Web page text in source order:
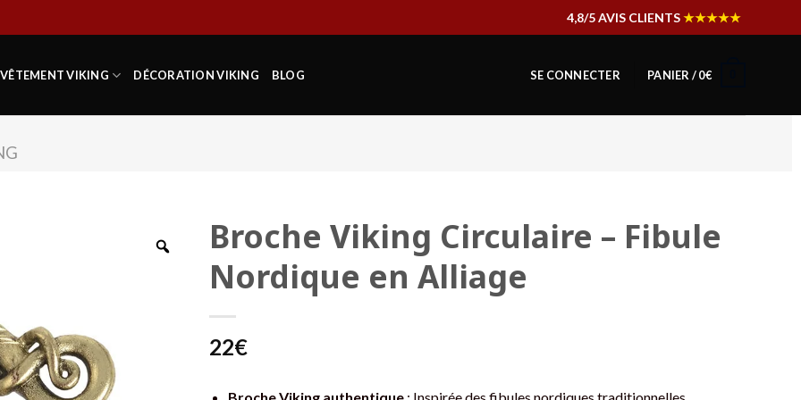
4,8/5 AVIS CLIENTS★★★★★
VÊTEMENT VIKING DÉCORATION VIKING BLOG SE CONNECTER PANIER /0€
Broche Viking Circulaire – Fibule
Nordique en Alliage
22€